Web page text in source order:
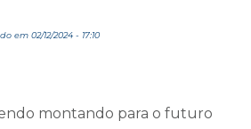
em 02/12/2024 - 17:10
montando para o futuro